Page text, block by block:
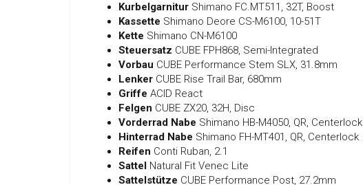
Kurbelgarnitur Shimano FC.MT511, 32T, Boost
Kassette Shimano Deore CS-M6100, 10-51T
Kette Shimano CN-M6100
Steuersatz CUBE FPH868, Semi-Integrated
Vorbau CUBE Performance Stem SLX, 31.8mm
Lenker CUBE Rise Trail Bar, 680mm
Griffe ACID React
Felgen CUBE ZX20, 32H, Disc
Vorderrad Nabe Shimano HB-M4050, QR, Centerlock
Hinterrad Nabe Shimano FH-MT401, QR, Centerlock
Reifen Conti Ruban, 2.1
Sattel Natural Fit Venec Lite
Sattelstütze CUBE Performance Post, 27.2mm